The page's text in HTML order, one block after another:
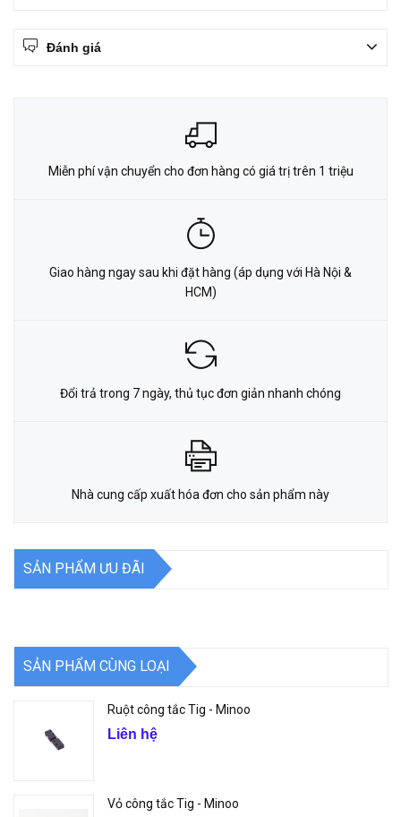
Đánh giá
Miễn phí vận chuyển cho đơn hàng có giá trị trên 1 triệu
Giao hàng ngay sau khi đặt hàng (áp dụng với Hà Nội &
HCM)
Đổi trả trong 7 ngày, thủ tục đơn giản nhanh chóng
Nhà cung cấp xuất hóa đơn cho sản phẩm này
SẢN PHẨM ƯU ĐÃI
SẢN PHẨM CÙNG LOẠI
Ruột công tắc Tig - Minoo
Liên hệ
Vỏ công tắc Tig - Minoo